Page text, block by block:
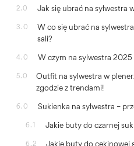
2.0 Jak się ubrać na sylwestra
3.0
W co się ubrać na
sali?
4.0 W czym na sylwestra 2025
5.0
Outfit na sylwestra w
zgodzie z trendami!
6.0 Sukienka na sylwestra –
6.1 Jakie buty do czarnej
6.2 Jakie buty do cekinowej